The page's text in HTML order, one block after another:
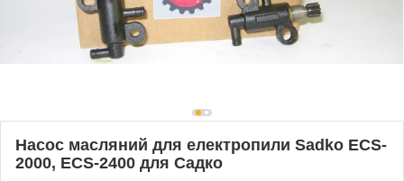
Насос масляний для електропили Sadko ECS-
2000, ECS-2400 для Садко